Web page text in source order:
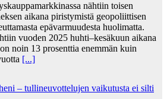
nähtiin toisen
aikana piristymistä geopoliittisen
epävarmuudesta huolimatta.
vuoden 2025 huhti–kesäkuun aikana
noin 13 prosenttia enemmän kuin
[...]
– tullineuvottelujen vaikutusta ei silti